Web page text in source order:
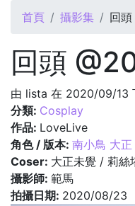
您在這裡
首頁 攝影集 回
回頭
由 lista 在 2020/09/13
分類: Cosplay
作品: LoveLive
角色 / 版本: 南小鳥 大正
Coser: 大正未覺 / 莉絲
攝影師: 範馬
拍攝日期: 2020/08/23